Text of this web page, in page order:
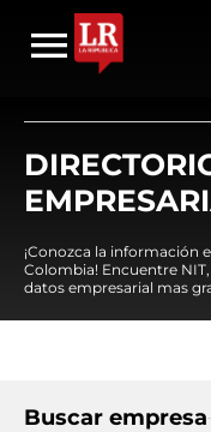
¡Conozca la información
Colombia! Encuentre
datos empresarial mas
Buscar empresa